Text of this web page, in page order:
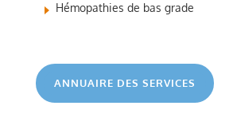
Hémopathies de bas grade
ANNUAIRE DES SERVICES